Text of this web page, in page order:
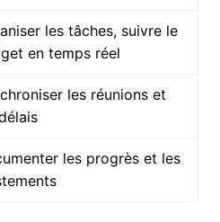
les tâches, suivre le
en temps réel
les réunions et
les progrès et les